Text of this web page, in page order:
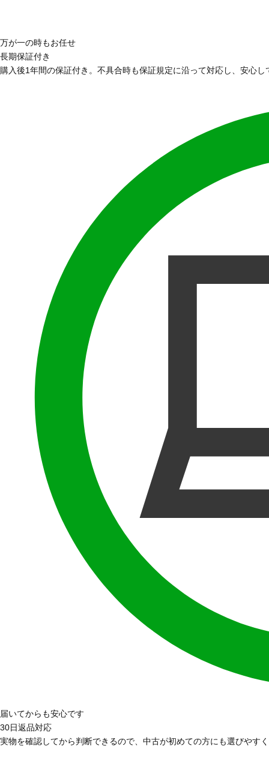
万が一の時もお任せ
長期保証付き
購入後1年間の保証付き。不具合時も保証規定に沿って対応し、安心
届いてからも安心です
30日返品対応
実物を確認してから判断できるので、中古が初めての方にも選びやす